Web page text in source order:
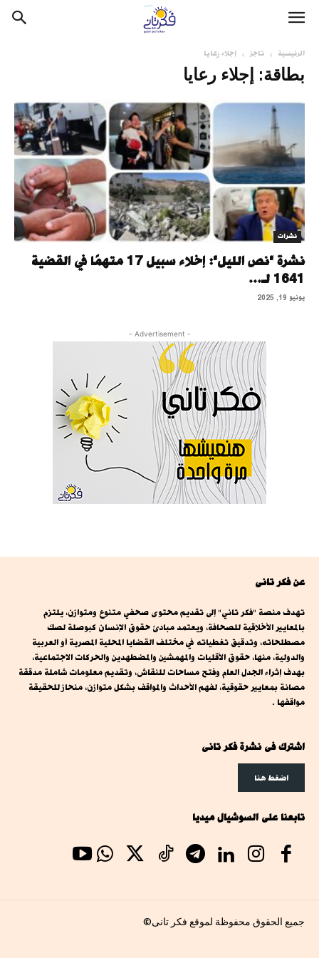
الرئيسية تاجز إجلاء رعايا
بطاقة: إجلاء رعايا
نشرات
نشرة "نص الليل": إخلاء سبيل 17 متهمًا في القضية
1641 لـ...
يونيو 19, 2025
- Advertisement -
عن فكر تانى
تهدف منصة "فكر تاني" إلى تقديم محتوى صحفي متنوع ومتوازن، يلتزم
بالمعايير الأخلاقية للصحافة، ويعتمد مبادئ حقوق الإنسان كبوصلة لصك
مصطلحاته، وتدقيق تغطياته في مختلف القضايا المحلية المصرية أو العربية
والدولية، منها، حقوق الأقليات والمهمشين والمضطهدين والحركات الاجتماعية،
بهدف إثراء الجدل العام وفتح مساحات للنقاش، وتقديم معلومات شاملة مدققة
مصانة بمعايير حقوقية، لفهم الأحداث والمواقف بشكل متوازن، منحاز للحقيقة
مواقفها .
اشترك فى نشرة فكر تانى
اضغط هنا
تابعنا على السوشيال ميديا
جميع الحقوق محفوظة لموقع فكر تانى©